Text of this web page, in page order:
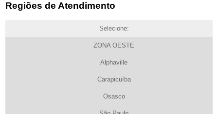
Regiões de Atendimento
Selecione:
ZONA OESTE
Alphaville
Carapicuíba
Osasco